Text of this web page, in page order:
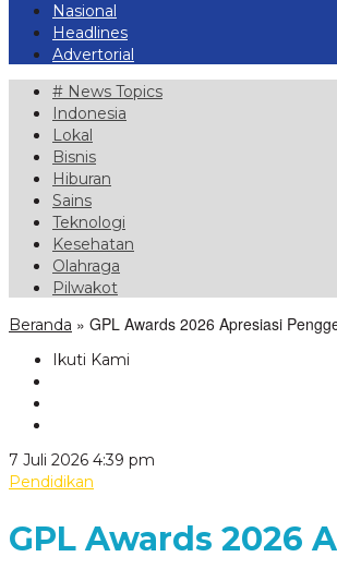
Nasional
Headlines
Advertorial
# News Topics
Indonesia
Lokal
Bisnis
Hiburan
Sains
Teknologi
Kesehatan
Olahraga
Pilwakot
Beranda » GPL Awards 2026 Apresiasi
Ikuti Kami
7 Juli 2026 4:39 pm
Pendidikan
GPL Awards 2026